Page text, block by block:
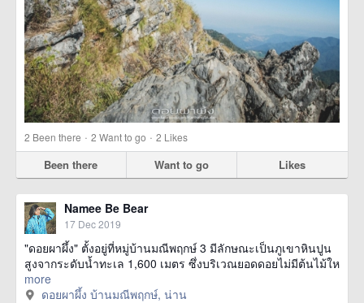
2 Been there · 2 Want to go · 2 Likes
Been there Want to go Likes
Namee Be Bear
17 Dec 2019
"ดอยผาผึ้ง" ตั้งอยู่ที่หมู่บ้านมณีพฤกษ์ 3 มีลักษณะเป็นภูเขาหินปูน
สูงจากระดับน้ำทะเล 1,600 เมตร ซึ่งบริเวณยอดดอยไม่มีต้นไม้ให
more
ดอยผาผึ้ง บ้านมณีพฤกษ์, น่าน